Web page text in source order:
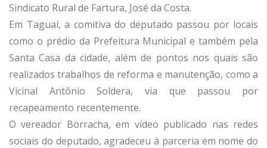
Sindicato Rural de Fartura, José da Costa.
Em Taguaí, a comitiva do deputado passou por locais
como o prédio da Prefeitura Municipal e também pela
Santa Casa da cidade, além de pontos nos quais são
realizados trabalhos de reforma e manutenção, como a
Vicinal Antônio Soldera, via que passou por
recapeamento recentemente.
O vereador Borracha, em vídeo publicado nas redes
sociais do deputado, agradeceu à parceria em nome do